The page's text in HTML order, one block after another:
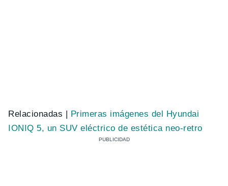
Relacionadas | Primeras imágenes del Hyundai
IONIQ 5, un SUV eléctrico de estética neo-retro